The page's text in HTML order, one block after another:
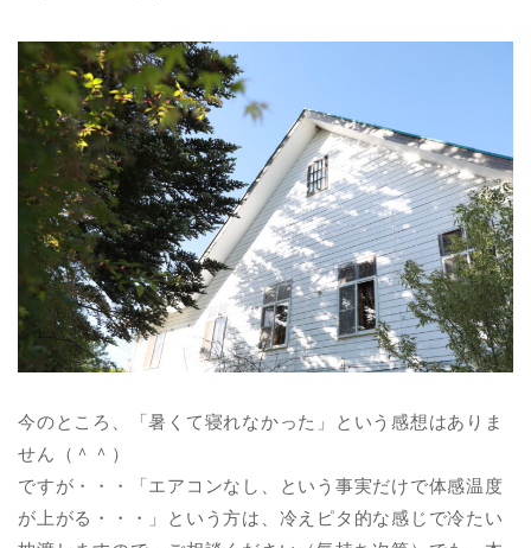
今のところ、「暑くて寝れなかった」という感想はありま
せん（＾＾）
ですが・・・「エアコンなし、という事実だけで体感温度
が上がる・・・」という方は、冷えピタ的な感じで冷たい